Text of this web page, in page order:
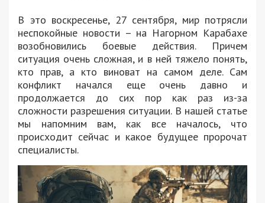
В это воскресенье, 27 сентября, мир потрясли
неспокойные новости – на Нагорном Карабахе
возобновились боевые действия. Причем
ситуация очень сложная, и в ней тяжело понять,
кто прав, а кто виноват на самом деле. Сам
конфликт начался еще очень давно и
продолжается до сих пор как раз из-за
сложности разрешения ситуации. В нашей статье
мы напомним вам, как все началось, что
происходит сейчас и какое будущее пророчат
специалисты.